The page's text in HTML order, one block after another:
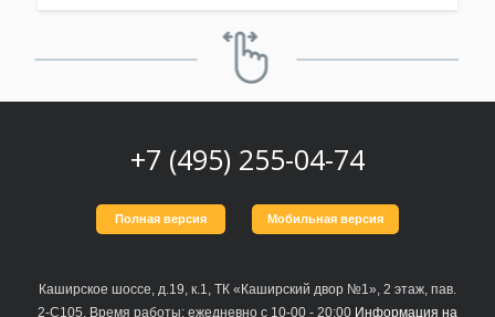
+7 (495) 255-04-74
Полная версия Мобильная версия
Каширское шоссе, д.19, к.1, ТК «Каширский двор №1», 2 этаж, пав.
2-С105. Время работы: ежедневно с 10-00 - 20:00 Информация на